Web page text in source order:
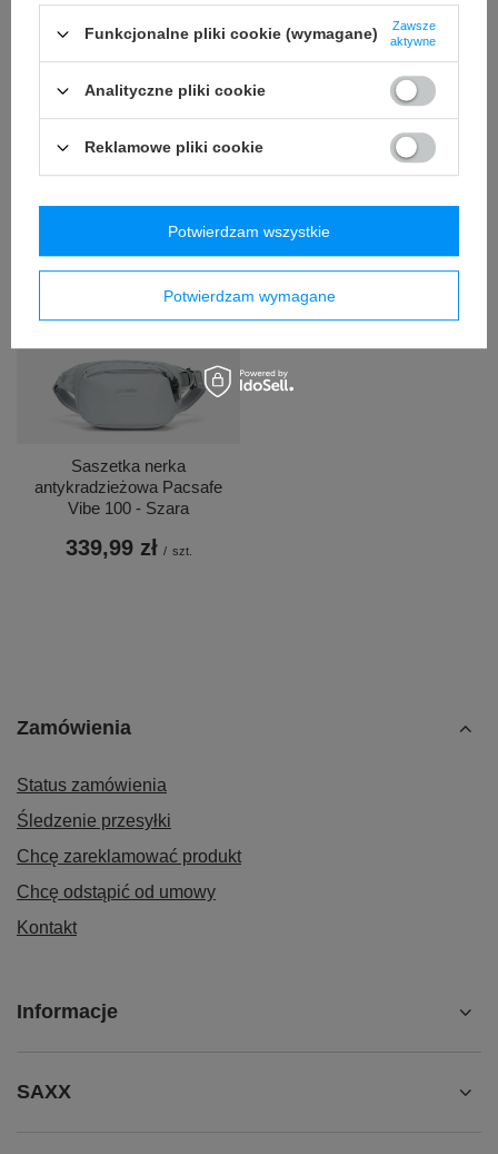
PROMOCJA
Byron 470ml - Deep Blue
Najniższa cena produktu w
wprowadzeniem obniżki:
-41%
Saszetka nerka
antykradzieżowa Pacsafe
Vibe 100 - Beżowa
339,99 zł / szt.
Saszetka nerka
antykradzieżowa Pacsafe
Vibe 100 - Szara
339,99 zł / szt.
Zamówienia
Status zamówienia
Śledzenie przesyłki
Chcę zareklamować produkt
Chcę odstąpić od umowy
Kontakt
Informacje
SAXX
Funkcjonalne pliki cookie (wymagane)
Zawsze
aktywne
Analityczne pliki cookie
Reklamowe pliki cookie
Potwierdzam wymagane
Potwierdzam wszystkie